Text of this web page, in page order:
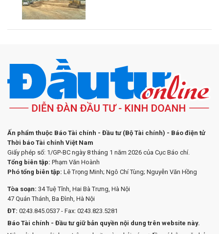
Ấn phẩm thuộc Báo Tài chính - Đầu tư (Bộ Tài chính) - Báo điện tử
Thời báo Tài chính Việt Nam
Giấy phép số: 1/GP-BC ngày 8 tháng 1 năm 2026 của Cục Báo chí.
Tổng biên tập: Phạm Văn Hoành
Phó tổng biên tập: Lê Trọng Minh; Ngô Chí Tùng; Nguyễn Văn Hồng
Tòa soạn: 34 Tuệ Tĩnh, Hai Bà Trưng, Hà Nội
47 Quán Thánh, Ba Đình, Hà Nội
ĐT: 0243.845.0537 - Fax: 0243.823.5281
Báo Tài chính - Đầu tư giữ bản quyền nội dung trên website này.